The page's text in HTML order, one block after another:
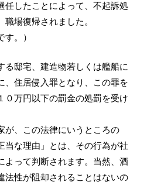
任したことによって、不起訴処
職場復帰されました。
。）
る邸宅、建造物若しくは艦船に
、住居侵入罪となり、この罪を
０万円以下の罰金の処罰を受け
が、この法律にいうところの
当な理由」とは、その行為が社
よって判断されます。当然、酒
法性が阻却されることはないの